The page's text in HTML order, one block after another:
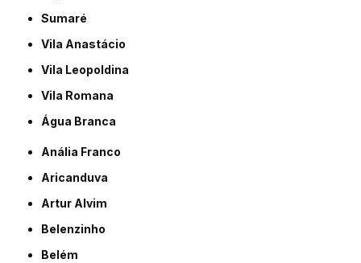
Sumaré
Vila Anastácio
Vila Leopoldina
Vila Romana
Água Branca
Anália Franco
Aricanduva
Artur Alvim
Belenzinho
Belém